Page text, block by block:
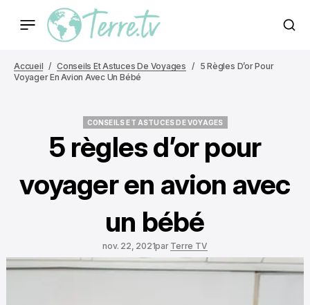
Accueil Conseils Et Astuces De Voyages
5 Règles D’or Pour
Voyager En Avion Avec Un Bébé
CONSEILS ET ASTUCES DE VOYAGES
5 règles d’or pour
voyager en avion avec
un bébé
nov. 22, 2021par Terre TV